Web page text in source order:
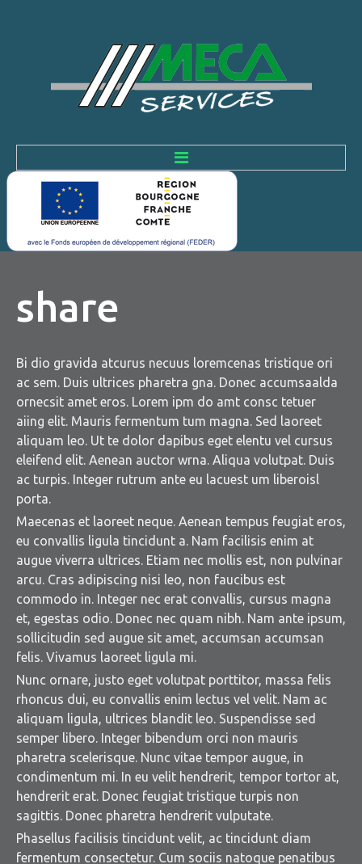
ACCUEIL
ENTREPRISE
L'équipe et ses valeurs
RÉALISATIONS
CONTACT
FAQS
share
Bi dio gravida atcurus necuus loremcenas tristique ori
ac sem. Duis ultrices pharetra gna. Donec accumsaalda
ornecsit amet eros. Lorem ipm do amt consc tetuer
aiing elit. Mauris fermentum tum magna. Sed laoreet
aliquam leo. Ut te dolor dapibus eget elentu vel cursus
eleifend elit. Aenean auctor wrna. Aliqua volutpat. Duis
ac turpis. Integer rutrum ante eu lacuest um liberoisl
porta.
Maecenas et laoreet neque. Aenean tempus feugiat eros,
eu convallis ligula tincidunt a. Nam facilisis enim at
augue viverra ultrices. Etiam nec mollis est, non pulvinar
arcu. Cras adipiscing nisi leo, non faucibus est
commodo in. Integer nec erat convallis, cursus magna
et, egestas odio. Donec nec quam nibh. Nam ante ipsum,
sollicitudin sed augue sit amet, accumsan accumsan
felis. Vivamus laoreet ligula mi.
Nunc ornare, justo eget volutpat porttitor, massa felis
rhoncus dui, eu convallis enim lectus vel velit. Nam ac
aliquam ligula, ultrices blandit leo. Suspendisse sed
semper libero. Integer bibendum orci non mauris
pharetra scelerisque. Nunc vitae tempor augue, in
condimentum mi. In eu velit hendrerit, tempor tortor at,
hendrerit erat. Donec feugiat tristique turpis non
sagittis. Donec pharetra hendrerit vulputate.
Phasellus facilisis tincidunt velit, ac tincidunt diam
fermentum consectetur. Cum sociis natoque penatibus